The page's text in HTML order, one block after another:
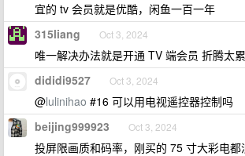
宜的 tv 会员就是优酷，闲鱼一百一年
315liang Oct 3, 2024
唯一解决办法就是开通 TV 端会员 折腾太
dididi9527 Oct 3, 2024
@lulinihao #16 可以用电视遥控器控制吗
beijing999923 Oct 3, 2024
投屏限画质和码率，刚买的 75 寸大彩电